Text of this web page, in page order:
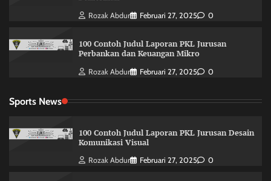
Rozak Abdur Februari 27, 2025 0
100 Contoh Judul Laporan PKL Jurusan
Perbankan dan Keuangan Mikro
Rozak Abdur Februari 27, 2025 0
Sports News
100 Contoh Judul Laporan PKL Jurusan Desain
Komunikasi Visual
Rozak Abdur Februari 27, 2025 0